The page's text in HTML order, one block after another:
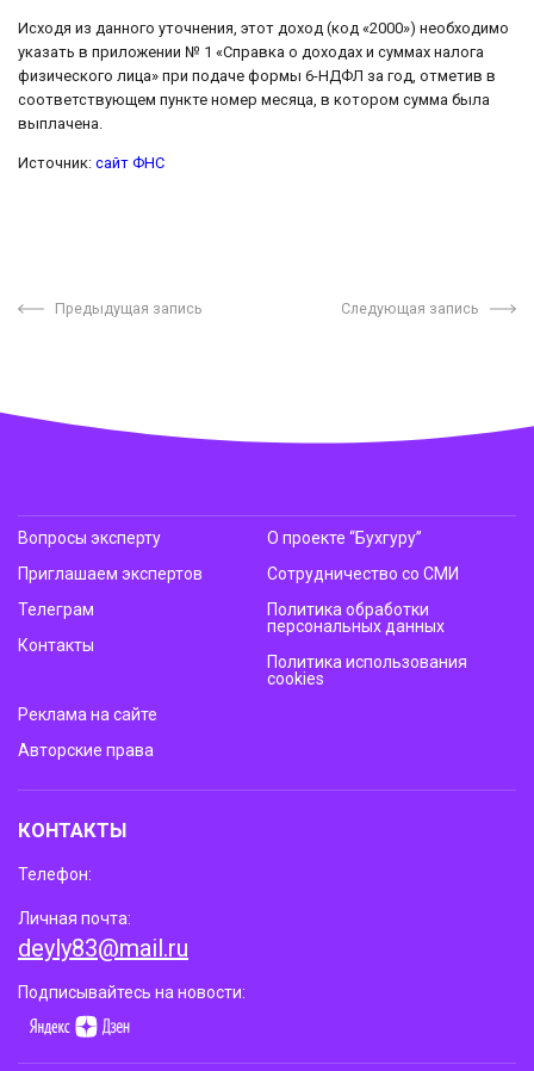
Исходя из данного уточнения, этот доход (код «2000») необходимо
указать в приложении № 1 «Справка о доходах и суммах налога
физического лица» при подаче формы 6-НДФЛ за год, отметив в
соответствующем пункте номер месяца, в котором сумма была
выплачена.
Источник: сайт ФНС
Предыдущая запись Следующая запись
Вопросы эксперту
Приглашаем экспертов
Телеграм
Контакты
О проекте “Бухгуру”
Сотрудничество со СМИ
Политика обработки
персональных данных
Политика использования
cookies
Реклама на сайте
Авторские права
КОНТАКТЫ
Телефон:
Личная почта:
deyly83@mail.ru
Подписывайтесь на новости: